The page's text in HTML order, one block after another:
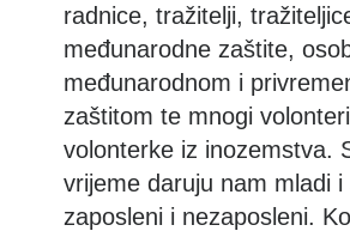
radnice, tražitelji,
međunarodne zaštite,
međunarodnom i
zaštitom te mnogi
volonterke iz inozemstva.
vrijeme daruju nam mladi i
zaposleni i nezaposleni.